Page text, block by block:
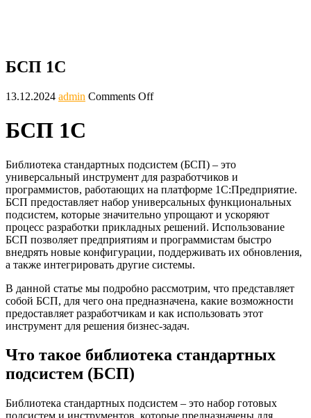
БСП 1С
13.12.2024 admin Comments Off
БСП 1С
Библиотека стандартных подсистем (БСП) – это
универсальный инструмент для разработчиков и
программистов, работающих на платформе 1С:Предприятие.
БСП предоставляет набор универсальных функциональных
подсистем, которые значительно упрощают и ускоряют
процесс разработки прикладных решений. Использование
БСП позволяет предприятиям и программистам быстро
внедрять новые конфигурации, поддерживать их обновления,
а также интегрировать другие системы.
В данной статье мы подробно рассмотрим, что представляет
собой БСП, для чего она предназначена, какие возможности
предоставляет разработчикам и как использовать этот
инструмент для решения бизнес-задач.
Что такое библиотека стандартных
подсистем (БСП)
Библиотека стандартных подсистем – это набор готовых